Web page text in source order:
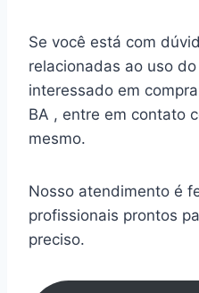
Se você está com
relacionadas ao uso
interessado em
BA , entre em contato
mesmo.
Nosso atendimento é
profissionais prontos
preciso.